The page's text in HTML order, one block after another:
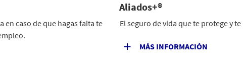
en caso de que hagas falta te
Aliados+®
El seguro de vida que te protege y
MÁS INFORMACIÓN